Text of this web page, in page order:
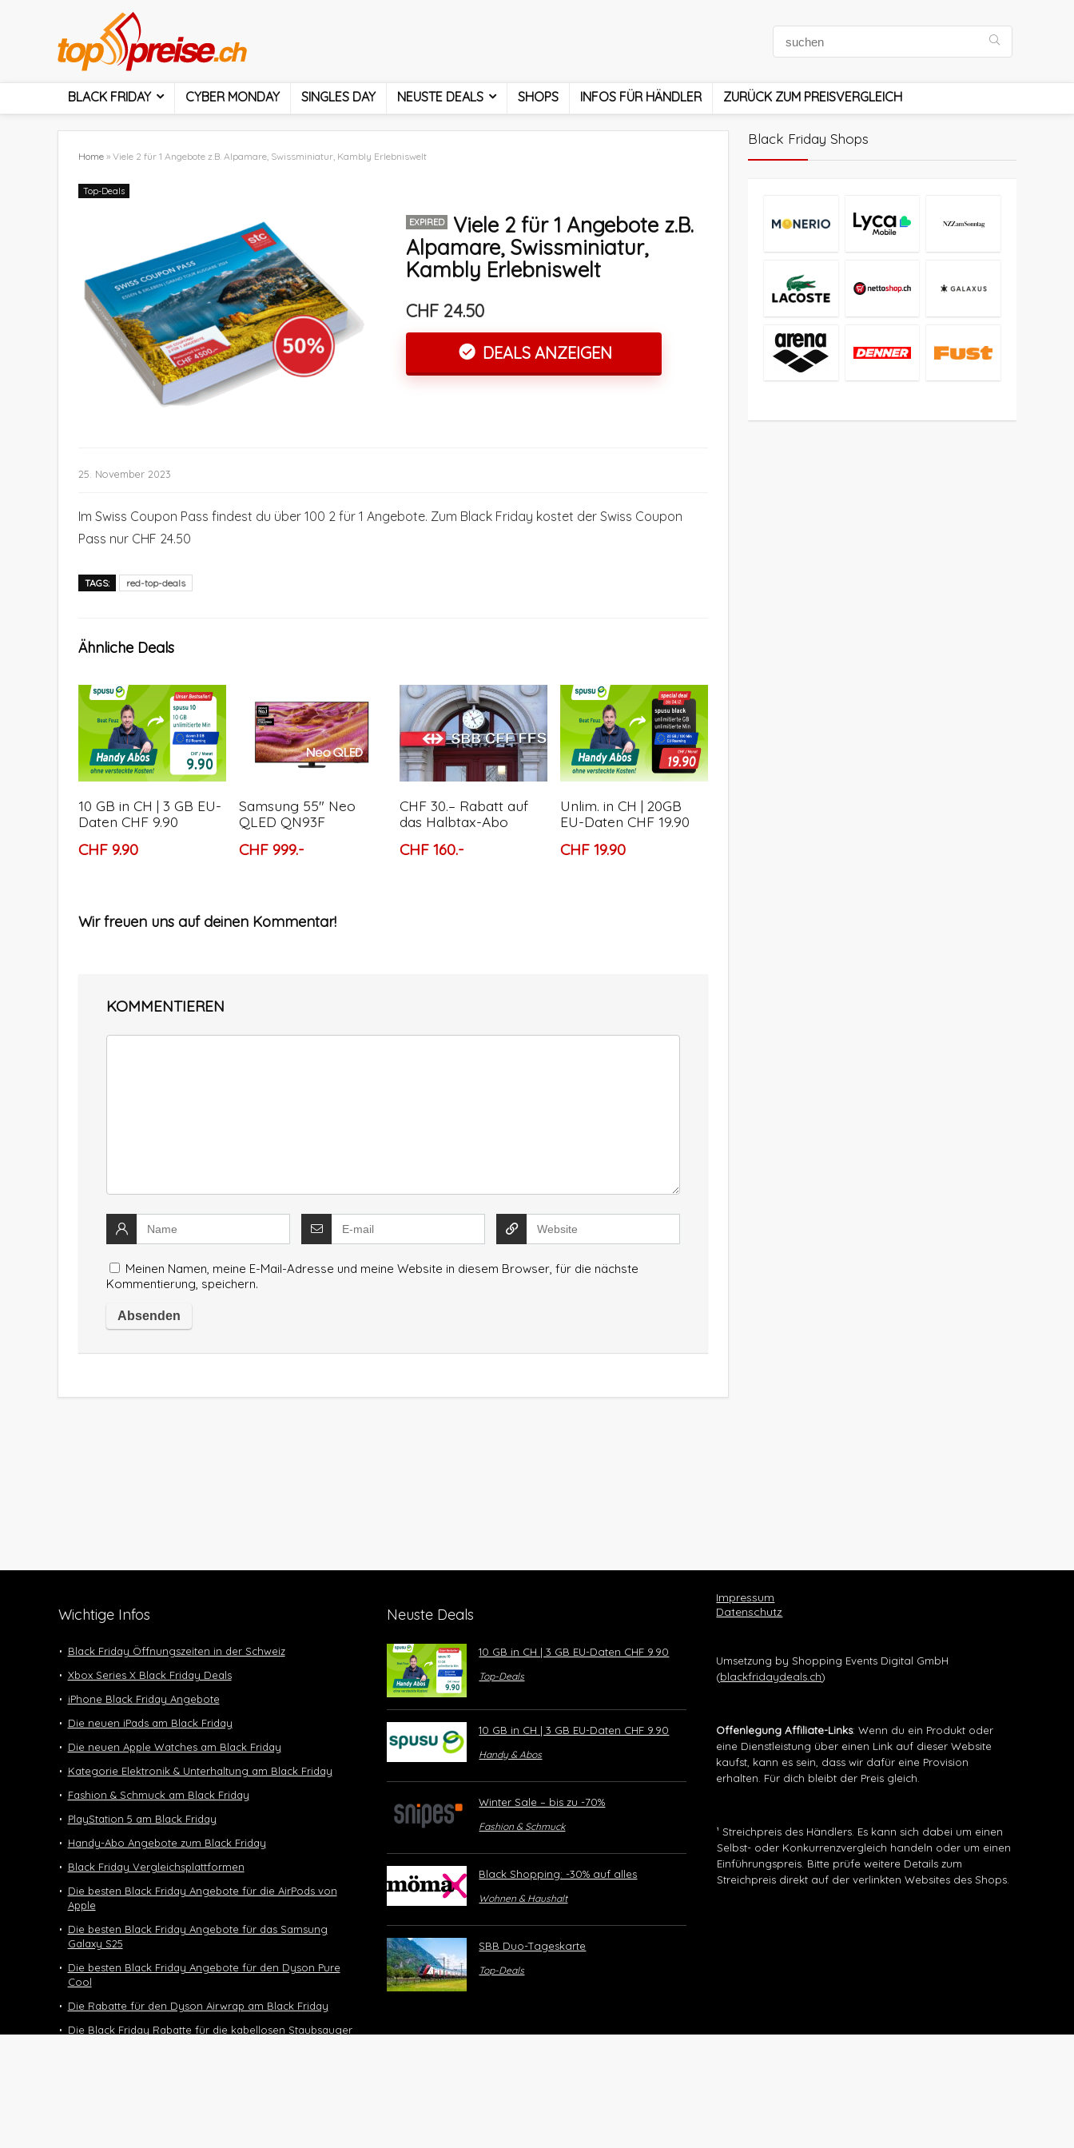
BLACK FRIDAY CYBER MONDAY SINGLES DAY NEUSTE DEALS SHOPS INFOS FÜR HÄNDLER ZURÜCK ZUM PREISVERGLEICH
Home » Viele 2 für 1 Angebote z.B. Alpamare, Swissminiatur, Kambly Erlebniswelt
Top-Deals
EXPIRED
Viele 2 für 1 Angebote z.B.
Alpamare, Swissminiatur,
Kambly Erlebniswelt
CHF 24.50
DEALS ANZEIGEN
25. November 2023
Im Swiss Coupon Pass findest du über 100 2 für 1 Angebote. Zum Black Friday kostet der Swiss Coupon
Pass nur CHF 24.50
TAGS: red-top-deals
Ähnliche Deals
10 GB in CH | 3 GB EU-
Daten CHF 9.90
CHF 9.90
Samsung 55″ Neo
QLED QN93F
CHF 999.-
CHF 30.– Rabatt auf
das Halbtax-Abo
CHF 160.-
Unlim. in CH | 20GB
EU-Daten CHF 19.90
CHF 19.90
Wir freuen uns auf deinen Kommentar!
KOMMENTIEREN
Meinen Namen, meine E-Mail-Adresse und meine Website in diesem Browser, für die nächste
Kommentierung, speichern.
Black Friday Shops
Wichtige Infos
Black Friday Öffnungszeiten in der Schweiz
Xbox Series X Black Friday Deals
iPhone Black Friday Angebote
Die neuen iPads am Black Friday
Die neuen Apple Watches am Black Friday
Kategorie Elektronik & Unterhaltung am Black Friday
Fashion & Schmuck am Black Friday
PlayStation 5 am Black Friday
Handy-Abo Angebote zum Black Friday
Black Friday Vergleichsplattformen
Die besten Black Friday Angebote für die AirPods von
Apple
Die besten Black Friday Angebote für das Samsung
Galaxy S25
Die besten Black Friday Angebote für den Dyson Pure
Cool
Die Rabatte für den Dyson Airwrap am Black Friday
Die Black Friday Rabatte für die kabellosen Staubsauger
Neuste Deals
10 GB in CH | 3 GB EU-Daten CHF 9.90
Top-Deals
10 GB in CH | 3 GB EU-Daten CHF 9.90
Handy & Abos
Winter Sale – bis zu -70%
Fashion & Schmuck
Black Shopping: -30% auf alles
Wohnen & Haushalt
SBB Duo-Tageskarte
Top-Deals
Impressum
Datenschutz
Umsetzung by Shopping Events Digital GmbH
(blackfridaydeals.ch)
Offenlegung Affiliate-Links: Wenn du ein Produkt oder
eine Dienstleistung über einen Link auf dieser Website
kaufst, kann es sein, dass wir dafür eine Provision
erhalten. Für dich bleibt der Preis gleich.
¹ Streichpreis des Händlers. Es kann sich dabei um einen
Selbst- oder Konkurrenzvergleich handeln oder um einen
Einführungspreis. Bitte prüfe weitere Details zum
Streichpreis direkt auf der verlinkten Websites des Shops.